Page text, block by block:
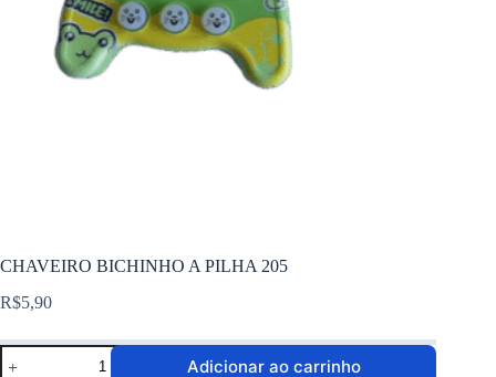
CHAVEIRO BICHINHO A PILHA 205
R$5,90
Adicionar ao carrinho